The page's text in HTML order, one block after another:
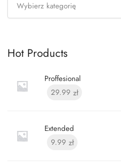
Wybierz kategorię
Hot Products
Proffesional
29.99 zł
Extended
9.99 zł